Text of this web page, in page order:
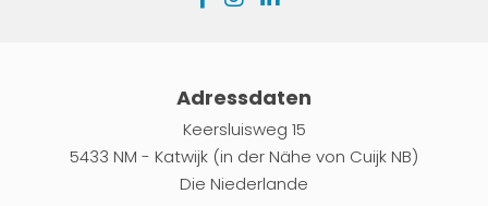
Adressdaten
Keersluisweg 15
5433 NM - Katwijk (in der Nähe von Cuijk NB)
Die Niederlande